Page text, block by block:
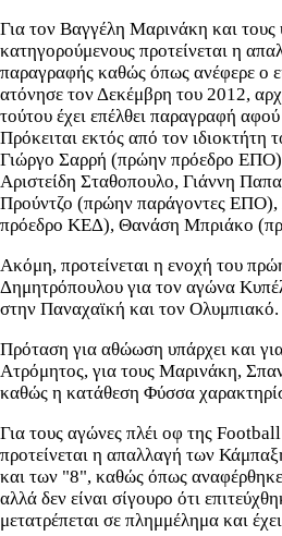
Για τον Βαγγέλη Μαρινάκη και τους
κατηγορούμενους προτείνεται η
παραγραφής καθώς όπως ανέφερε ο
ατόνησε τον Δεκέμβρη του 2012,
τούτου έχει επέλθει παραγραφή
Πρόκειται εκτός από τον ιδιοκτήτη
Γιώργο Σαρρή (πρώην πρόεδρο
Αριστείδη Σταθοπουλο, Γιάννη
Προύντζο (πρώην παράγοντες
πρόεδρο ΚΕΔ), Θανάση Μπριάκο
Ακόμη, προτείνεται η ενοχή του
Δημητρόπουλου για τον αγώνα
στην Παναχαϊκή και τον Ολυμπιακό.
Πρόταση για αθώωση υπάρχει και
Ατρόμητος, για τους Μαρινάκη,
καθώς η κατάθεση Φύσσα
Για τους αγώνες πλέι οφ της
προτείνεται η απαλλαγή των
και των "8", καθώς όπως
αλλά δεν είναι σίγουρο ότι
μετατρέπεται σε πλημμέλημα και